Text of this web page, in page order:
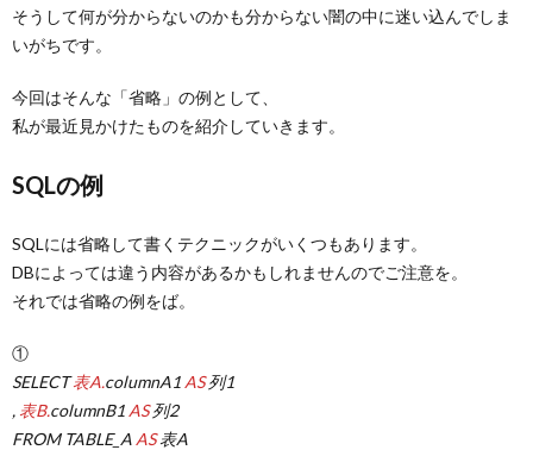
そうして何が分からないのかも分からない闇の中に迷い込んでしま
いがちです。
今回はそんな「省略」の例として、
私が最近見かけたものを紹介していきます。
SQLの例
SQLには省略して書くテクニックがいくつもあります。
DBによっては違う内容があるかもしれませんのでご注意を。
それでは省略の例をば。
①
SELECT表A.columnA1 AS列1
, 表B.columnB1 AS列2
FROM TABLE_A AS表A